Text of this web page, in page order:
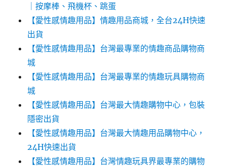
｜按摩棒、飛機杯、跳蛋
【愛性感情趣用品】情趣用品商城，全台24H快速
出貨
【愛性感情趣用品】台灣最專業的情趣商品購物商
城
【愛性感情趣用品】台灣最專業的情趣玩具購物商
城
【愛性感情趣用品】台灣最大情趣購物中心，包裝
隱密出貨
【愛性感情趣用品】台灣最大情趣用品購物中心，
24H快速出貨
【愛性感情趣用品】台灣情趣玩具界最專業的購物